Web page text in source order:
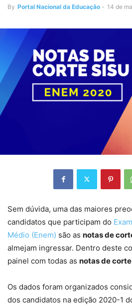
By Portal Nacional da Educação - 14 de
Sem dúvida, uma das maiores
candidatos que participam do
Médio (Enem) são as notas de
almejam ingressar. Dentro deste
painel com todas as notas de
Os dados foram organizados
dos candidatos na edição 2020-1